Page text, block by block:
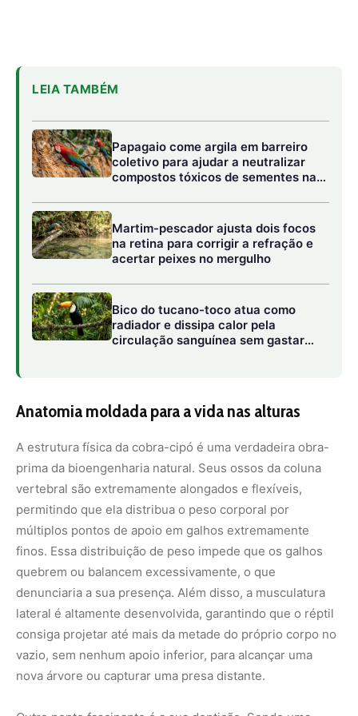
água
Anatomia moldada para a vida nas alturas
A estrutura física da cobra-cipó é uma verdadeira obra-
prima da bioengenharia natural. Seus ossos da coluna
vertebral são extremamente alongados e flexíveis,
permitindo que ela distribua o peso corporal por
múltiplos pontos de apoio em galhos extremamente
finos. Essa distribuição de peso impede que os galhos
quebrem ou balancem excessivamente, o que
denunciaria a sua presença. Além disso, a musculatura
lateral é altamente desenvolvida, garantindo que o réptil
consiga projetar até mais da metade do próprio corpo no
nova árvore ou capturar uma presa distante.
Outro ponto fascinante é a sua dentição. Sendo uma
serpente opistóglifa, ou seja, que possui as presas
inoculadoras de veneno localizadas na parte posterior da
boca, a cobra-cipó precisa abocanhar a presa firmemente
para que a toxina faça efeito. Esse veneno é altamente
eficaz para pequenos animais, imobilizando-os
rapidamente e reduzindo o risco de a presa cair da
árvore durante a luta. Para os seres humanos, o veneno
geralmente não apresenta alta toxicidade, causando
apenas reações locais, o que reforça o papel do animal
como um componente equilibrador da fauna, e não como
uma ameaça à saúde pública.